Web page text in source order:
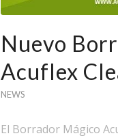
Nuevo
Acuflex
NEWS
El Borrador Mágico